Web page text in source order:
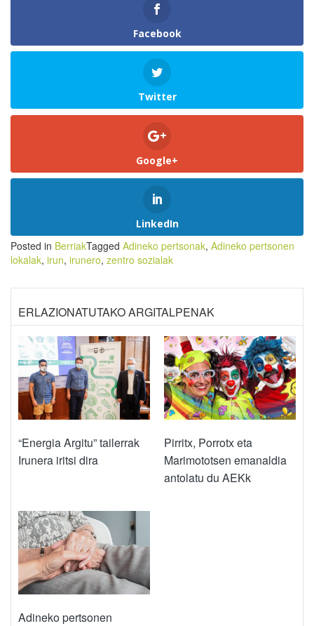
Facebook
Twitter
Google+
LinkedIn
Posted in BerriakTagged Adineko pertsonak, Adineko pertsonen
lokalak, irun, irunero, zentro sozialak
ERLAZIONATUTAKO ARGITALPENAK
“Energia Argitu” tailerrak
Irunera iritsi dira
Pirritx, Porrotx eta
Marimototsen emanaldia
antolatu du AEKk
Adineko pertsonen